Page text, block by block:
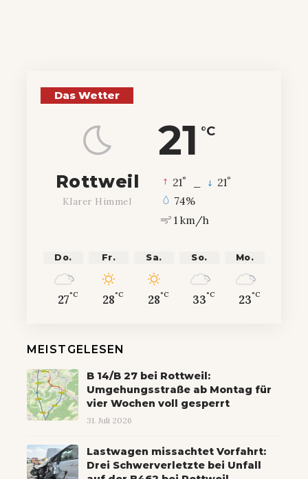
Das Wetter
21 °C
Rottweil
Klarer Himmel
21° 21°
74%
1 km/h
Do.
27°C
Fr.
28°C
Sa.
28°C
So.
33°C
Mo.
23°C
MEISTGELESEN
B 14/B 27 bei Rottweil:
Umgehungsstraße ab Montag für
vier Wochen voll gesperrt
31. Juli 2026
Lastwagen missachtet Vorfahrt:
Drei Schwerverletzte bei Unfall